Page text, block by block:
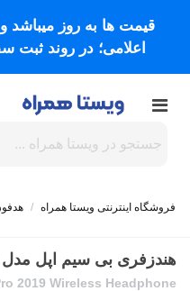
قیمت ها به روز میباشد
اعلامی؛ در روند ثبت
فروشگاه اینترنتی ویستا همراه /
هندزفری بی سیم اپل مدل 2019 AirPods Pro
2019 Wireless Headphone